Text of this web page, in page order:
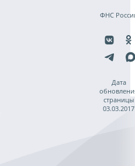
ФНС
Дата
страницы
03.03.2017